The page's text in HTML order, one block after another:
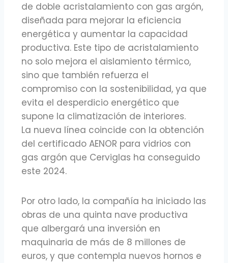
de doble acristalamiento con gas argón,
diseñada para mejorar la eficiencia
energética y aumentar la capacidad
productiva. Este tipo de acristalamiento
no solo mejora el aislamiento térmico,
sino que también refuerza el
compromiso con la sostenibilidad, ya que
evita el desperdicio energético que
supone la climatización de interiores.
La nueva línea coincide con la obtención
del certificado AENOR para vidrios con
gas argón que Cerviglas ha conseguido
este 2024.
Por otro lado, la compañía ha iniciado las
obras de una quinta nave productiva
que albergará una inversión en
maquinaria de más de 8 millones de
euros, y que contempla nuevos hornos e